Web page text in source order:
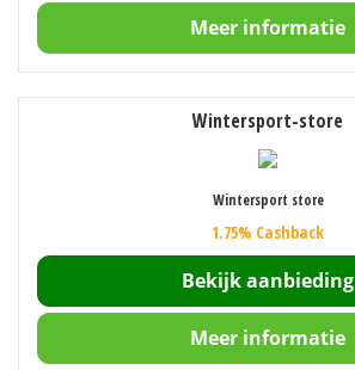
Meer informatie
Wintersport-store
Wintersport store
1.75% Cashback
Bekijk aanbieding
Meer informatie